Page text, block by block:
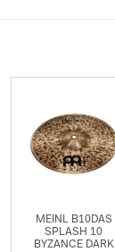
MEINL B10DAS
SPLASH 10
BYZANCE DARK